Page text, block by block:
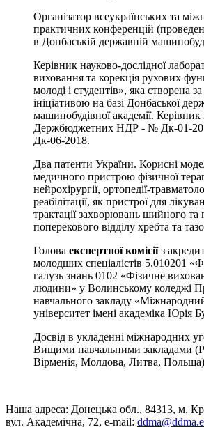
Організатор всеукраїнських та
практичних конференцій
в Донбаській державній
Керівник науково-дослідної
виховання та корекція рухових
молоді і студентів», яка створена
ініціативою на базі Донбаської
машинобудівної академії.
Держбюджетних НДР - № Дк-01-
Дк-06-2018.
Два патенти України. Корисні
медичного пристрою фізичної
нейрохірургії, ортопедії-
реабілітації, як пристрої для
трактації захворювань шийного та
поперекового відділу хребта та
Голова експертної комісіїз
молодших спеціалістів 5.010201
галузь знань 0102 «Фізичне
людини» у Волинському коледжі
навчального закладу
університет імені академіка Юрія
Досвід в укладенні міжнародних
Вищими навчальними закладами
Вірменія, Молдова, Литва,
Наша адреса: Донецька обл., 84313, м.
вул. Академічна, 72, е-mail: